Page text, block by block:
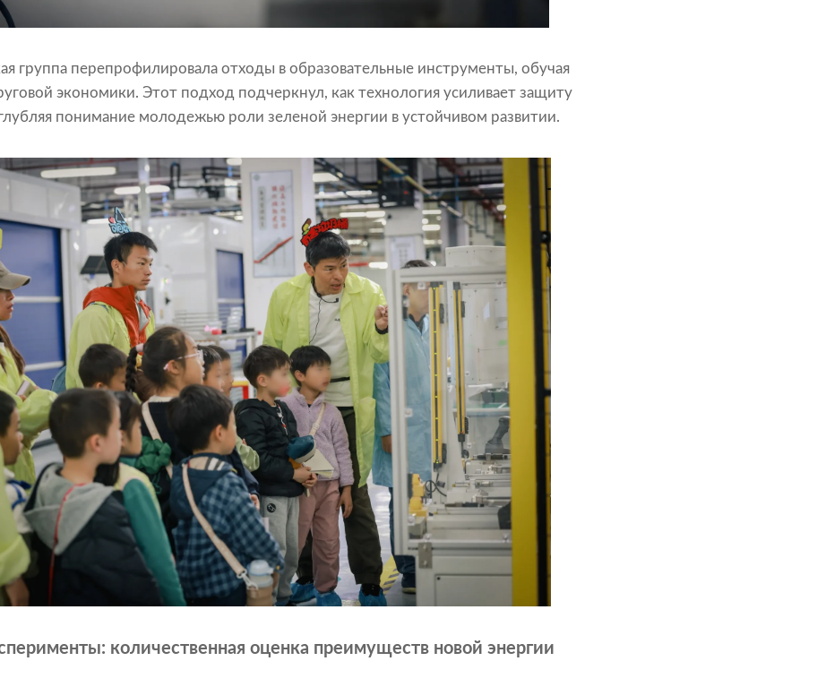
группа перепрофилировала отходы в образовательные инструменты, обучая
экономики. Этот подход подчеркнул, как технология усиливает защиту
понимание молодежью роли зеленой энергии в устойчивом развитии.
количественная оценка преимуществ новой энергии